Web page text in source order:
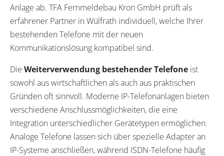
Anlage ab. TFA Fernmeldebau Kron GmbH prüft als
erfahrener Partner in Wülfrath individuell, welche Ihrer
bestehenden Telefone mit der neuen
Kommunikationslösung kompatibel sind.
Die Weiterverwendung bestehender Telefone ist
sowohl aus wirtschaftlichen als auch aus praktischen
Gründen oft sinnvoll. Moderne IP-Telefonanlagen bieten
verschiedene Anschlussmöglichkeiten, die eine
Integration unterschiedlicher Gerätetypen ermöglichen.
Analoge Telefone lassen sich über spezielle Adapter an
IP-Systeme anschließen, während ISDN-Telefone häufig